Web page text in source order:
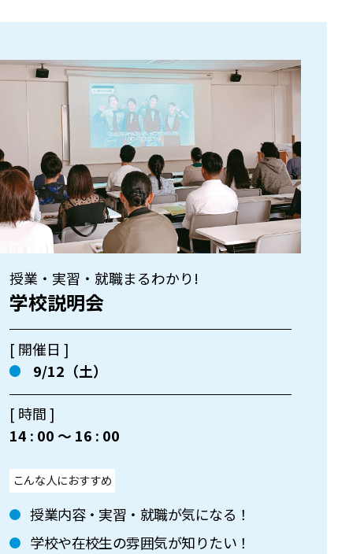
授業・実習・就職まるわかり!
学校説明会
[ 開催日 ]
9/12（土）
[ 時間 ]
14 : 00 〜 16 : 00
こんな人におすすめ
授業内容・実習・就職が気になる！
学校や在校生の雰囲気が知りたい！